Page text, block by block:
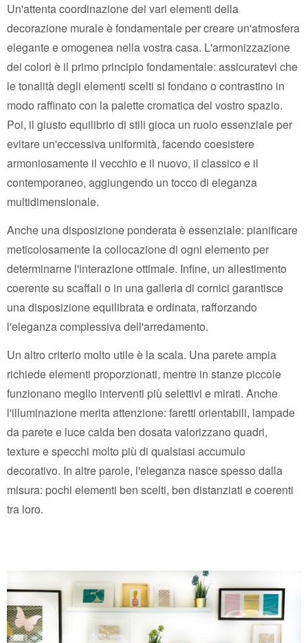
Un'attenta coordinazione dei vari elementi della
decorazione murale è fondamentale per creare un'atmosfera
elegante e omogenea nella vostra casa. L'armonizzazione
dei colori è il primo principio fondamentale: assicuratevi che
le tonalità degli elementi scelti si fondano o contrastino in
modo raffinato con la palette cromatica del vostro spazio.
Poi, il giusto equilibrio di stili gioca un ruolo essenziale per
evitare un'eccessiva uniformità, facendo coesistere
armoniosamente il vecchio e il nuovo, il classico e il
contemporaneo, aggiungendo un tocco di eleganza
multidimensionale.
Anche una disposizione ponderata è essenziale: pianificare
meticolosamente la collocazione di ogni elemento per
determinarne l'interazione ottimale. Infine, un allestimento
coerente su scaffali o in una galleria di cornici garantisce
una disposizione equilibrata e ordinata, rafforzando
l'eleganza complessiva dell'arredamento.
Un altro criterio molto utile è la scala. Una parete ampia
richiede elementi proporzionati, mentre in stanze piccole
funzionano meglio interventi più selettivi e mirati. Anche
l'illuminazione merita attenzione: faretti orientabili, lampade
da parete e luce calda ben dosata valorizzano quadri,
texture e specchi molto più di qualsiasi accumulo
decorativo. In altre parole, l'eleganza nasce spesso dalla
misura: pochi elementi ben scelti, ben distanziati e coerenti
tra loro.